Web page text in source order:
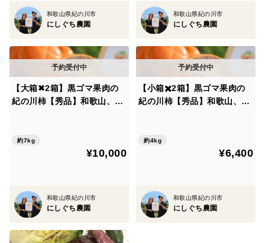
和歌山県紀の川市
にしぐち農園
和歌山県紀の川市
にしぐち農園
【大箱✖︎2箱】黒ゴマ果肉の
紀の川柿【秀品】和歌山、天
約7kg
¥10,000
和歌山県紀の川市
にしぐち農園
【小箱✖️2箱】黒ゴマ果肉の
紀の川柿【秀品】和歌山、天
約4kg
¥6,400
和歌山県紀の川市
にしぐち農園